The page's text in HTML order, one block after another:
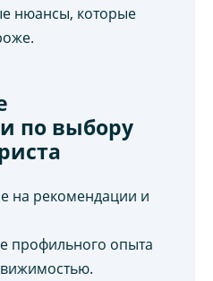
нюансы, которые
по выбору
на рекомендации и
профильного опыта